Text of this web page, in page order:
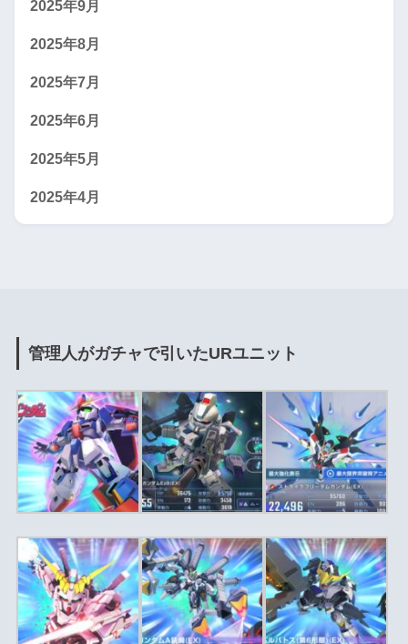
2025年9月
2025年8月
2025年7月
2025年6月
2025年5月
2025年4月
管理人がガチャで引いたURユニット